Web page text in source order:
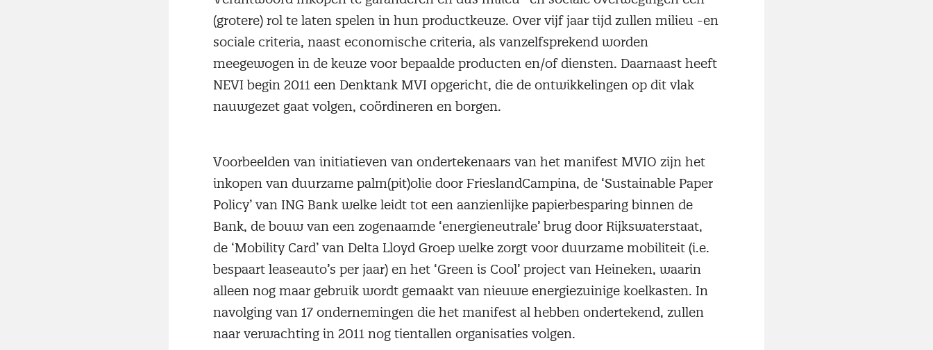
(grotere) rol te laten spelen in hun productkeuze. Over vijf jaar tijd zullen milieu -en
sociale criteria, naast economische criteria, als vanzelfsprekend worden
meegewogen in de keuze voor bepaalde producten en/of diensten. Daarnaast heeft
NEVI begin 2011 een Denktank MVI opgericht, die de ontwikkelingen op dit vlak
nauwgezet gaat volgen, coördineren en borgen.
Voorbeelden van initiatieven van ondertekenaars van het manifest MVIO zijn het
inkopen van duurzame palm(pit)olie door FrieslandCampina, de ‘Sustainable Paper
Policy’ van ING Bank welke leidt tot een aanzienlijke papierbesparing binnen de
Bank, de bouw van een zogenaamde ‘energieneutrale’ brug door Rijkswaterstaat,
de ‘Mobility Card’ van Delta Lloyd Groep welke zorgt voor duurzame mobiliteit (i.e.
bespaart leaseauto’s per jaar) en het ‘Green is Cool’ project van Heineken, waarin
alleen nog maar gebruik wordt gemaakt van nieuwe energiezuinige koelkasten. In
navolging van 17 ondernemingen die het manifest al hebben ondertekend, zullen
naar verwachting in 2011 nog tientallen organisaties volgen.